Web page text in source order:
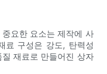
요한 요소는 제작에 사
료 구성은 강도, 탄력성
재료로 만들어진 상자